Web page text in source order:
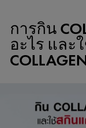
การกิน
อะไร แล